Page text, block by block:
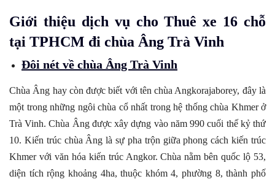
Giới thiệu dịch vụ cho Thuê xe 16 chỗ
tại TPHCM đi chùa Âng Trà Vinh
Đôi nét về chùa Âng Trà Vinh
Chùa Âng hay còn được biết với tên chùa Angkorajaborey, đây là
một trong những ngôi chùa cổ nhất trong hệ thống chùa Khmer ở
Trà Vinh. Chùa Âng được xây dựng vào năm 990 cuối thế kỷ thứ
10. Kiến trúc chùa Âng là sự pha trộn giữa phong cách kiến trúc
Khmer với văn hóa kiến trúc Angkor. Chùa nằm bên quốc lộ 53,
diện tích rộng khoảng 4ha, thuộc khóm 4, phường 8, thành phố